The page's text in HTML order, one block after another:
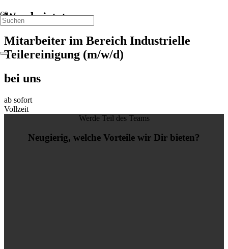
Werde jetzt
Mitarbeiter im Bereich Industrielle
Teilereinigung (m/w/d)
bei uns
ab sofort
Vollzeit
Werde Teil des Teams
Neugierig, welche Vorteile wir Dir bieten?